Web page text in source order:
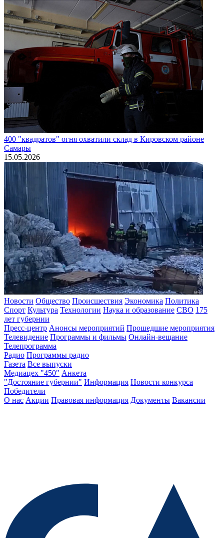
400 "квадратов" огня охватили склад в Кировском районе
Самары
15.05.2026
Новости Общество Происшествия Экономика Политика
Спорт Культура Технологии Наука и образование СВО 175
лет губернии
Пресс-центр Анонсы мероприятий Прошедшие мероприятия
Телевидение Программы и фильмы Онлайн-вещание
Телепрограмма
Радио Программы радио
Газета Все выпуски
Медиацех "450" Анкета
"Достояние губернии" Информация Новости конкурса
Победители
О нас Акции Правовая информация Документы Вакансии